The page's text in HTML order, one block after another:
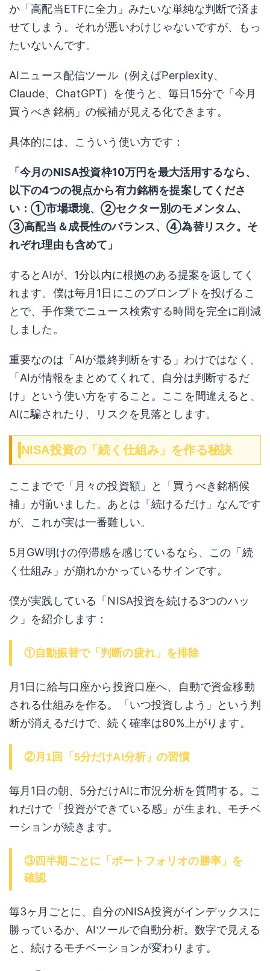
か「高配当ETFに全力」みたいな単純な判断で済ま
せてしまう。それが悪いわけじゃないですが、もっ
たいないんです。
AIニュース配信ツール（例えばPerplexity、
Claude、ChatGPT）を使うと、毎日15分で「今月
買うべき銘柄」の候補が見える化できます。
具体的には、こういう使い方です：
「今月のNISA投資枠10万円を最大活用するなら、
以下の4つの視点から有力銘柄を提案してくださ
い：①市場環境、②セクター別のモメンタム、
③高配当＆成長性のバランス、④為替リスク。そ
れぞれ理由も含めて」
するとAIが、1分以内に根拠のある提案を返してく
れます。僕は毎月1日にこのプロンプトを投げるこ
とで、手作業でニュース検索する時間を完全に削減
しました。
重要なのは「AIが最終判断をする」わけではなく、
「AIが情報をまとめてくれて、自分は判断するだ
け」という使い方をすること。ここを間違えると、
AIに騙されたり、リスクを見落とします。
NISA投資の「続く仕組み」を作る秘訣
ここまでで「月々の投資額」と「買うべき銘柄候
補」が揃いました。あとは「続けるだけ」なんです
が、これが実は一番難しい。
5月GW明けの停滞感を感じているなら、この「続
く仕組み」が崩れかかっているサインです。
僕が実践している「NISA投資を続ける3つのハッ
ク」を紹介します：
①自動振替で「判断の疲れ」を排除
月1日に給与口座から投資口座へ、自動で資金移動
される仕組みを作る。「いつ投資しよう」という判
断が消えるだけで、続く確率は80%上がります。
②月1回「5分だけAI分析」の習慣
毎月1日の朝、5分だけAIに市況分析を質問する。こ
れだけで「投資ができている感」が生まれ、モチベ
ーションが続きます。
③四半期ごとに「ポートフォリオの勝率」を
確認
毎3ヶ月ごとに、自分のNISA投資がインデックスに
勝っているか、AIツールで自動分析。数字で見える
と、続けるモチベーションが変わります。